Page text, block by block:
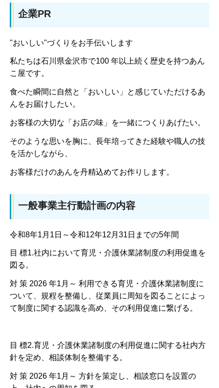
企業PR
"おいしい"づくりをお手伝いします
私たちは石川県金沢市で100 年以上続く歴史を持つあん
こ屋です。
食べた瞬間に自然と「おいしい」と感じていただけるあ
んをお届けしたい。
お客様の大切な「お店の味」を一緒につくりあげたい。
そのような思いを胸に、長年培ってきた経験や職人の技
を活かしながら、
お客様だけのあんを丹精込めてお作りします。
一般事業主行動計画の内容
令和8年1月1日～令和12年12月31日までの5年間
目 標1.社内において育児・介護休業諸制度の利用促進を
図る。
対 策 2026 年1月～ 利用できる育児・介護休業諸制度に
ついて、規程を整備し、従業員に周知を図ることによっ
て制度に関する認識を高め、その利用促進に繋げる。
目 標2.育児・介護休業諸制度の利用促進に関する社内方
針を定め、相談体制を整備する。
対 策 2026 年1月～ 方針を策定し、相談窓口を設置の